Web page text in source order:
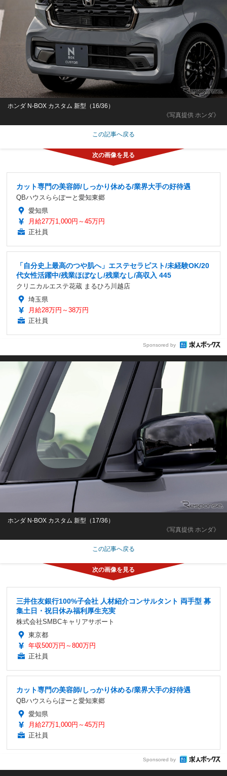
《写真提供 ホンダ》
ホンダ N-BOX カスタム 新型（16/36）
この記事へ戻る
カット専門の美容師/しっかり休める/業界大手の好待遇
QBハウスららぽーと愛知東郷
愛知県
月給27万1,000円～45万円
正社員
「自分史上最高のつや肌へ」エステセラピスト/未経験OK/20
代女性活躍中/残業ほぼなし/残業なし/高収入 445
クリニカルエステ花蔵 まるひろ川越店
埼玉県
月給28万円～38万円
正社員
Sponsored by
《写真提供 ホンダ》
ホンダ N-BOX カスタム 新型（17/36）
この記事へ戻る
三井住友銀行100%子会社 人材紹介コンサルタント 両手型 募
集土日・祝日休み福利厚生充実
株式会社SMBCキャリアサポート
東京都
年収500万円～800万円
正社員
カット専門の美容師/しっかり休める/業界大手の好待遇
QBハウスららぽーと愛知東郷
愛知県
月給27万1,000円～45万円
正社員
Sponsored by